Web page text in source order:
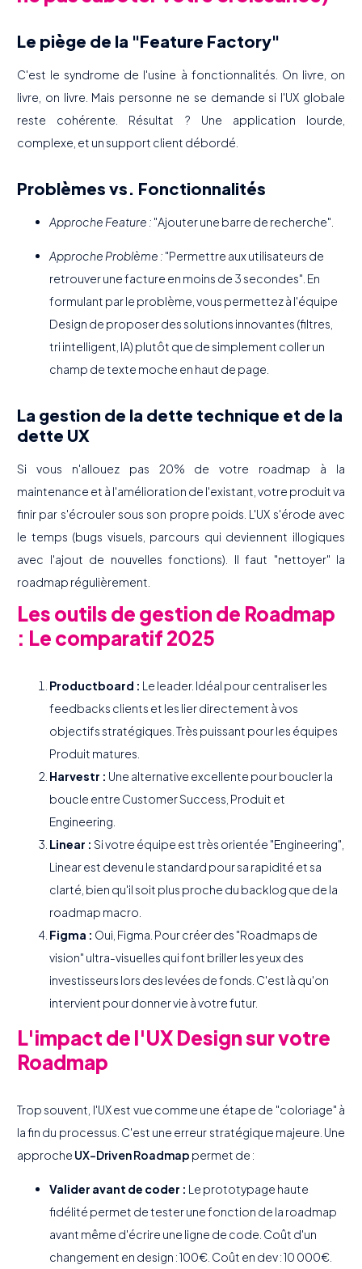
Le piège de la "Feature Factory"
C'est le syndrome de l'usine à fonctionnalités. On livre, on
livre, on livre. Mais personne ne se demande si l'UX globale
reste cohérente. Résultat ? Une application lourde,
complexe, et un support client débordé.
Problèmes vs. Fonctionnalités
Approche Feature : "Ajouter une barre de recherche".
Approche Problème : "Permettre aux utilisateurs de
retrouver une facture en moins de 3 secondes". En
formulant par le problème, vous permettez à l'équipe
Design de proposer des solutions innovantes (filtres,
tri intelligent, IA) plutôt que de simplement coller un
champ de texte moche en haut de page.
La gestion de la dette technique et de la
dette UX
Si vous n'allouez pas 20% de votre roadmap à la
maintenance et à l'amélioration de l'existant, votre produit va
finir par s'écrouler sous son propre poids. L'UX s'érode avec
le temps (bugs visuels, parcours qui deviennent illogiques
avec l'ajout de nouvelles fonctions). Il faut "nettoyer" la
roadmap régulièrement.
Les outils de gestion de Roadmap
: Le comparatif 2025
Productboard : Le leader. Idéal pour centraliser les
feedbacks clients et les lier directement à vos
objectifs stratégiques. Très puissant pour les équipes
Produit matures.
Harvestr : Une alternative excellente pour boucler la
boucle entre Customer Success, Produit et
Engineering.
Linear : Si votre équipe est très orientée "Engineering",
Linear est devenu le standard pour sa rapidité et sa
clarté, bien qu'il soit plus proche du backlog que de la
roadmap macro.
Figma : Oui, Figma. Pour créer des "Roadmaps de
vision" ultra-visuelles qui font briller les yeux des
investisseurs lors des levées de fonds. C'est là qu'on
intervient pour donner vie à votre futur.
L'impact de l'UX Design sur votre
Roadmap
Trop souvent, l'UX est vue comme une étape de "coloriage" à
la fin du processus. C'est une erreur stratégique majeure. Une
approche UX-Driven Roadmap permet de :
Valider avant de coder : Le prototypage haute
fidélité permet de tester une fonction de la roadmap
avant même d'écrire une ligne de code. Coût d'un
changement en design : 100€. Coût en dev : 10 000€.